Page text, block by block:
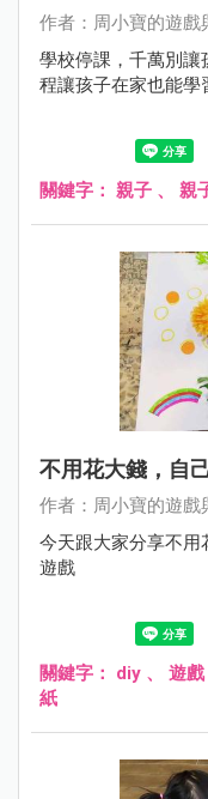
作者：周小寶的遊戲
學校停課，千萬別讓
程讓孩子在家也能學
關鍵字： 親子 、 親
不用花大錢，自
作者：周小寶的遊戲
今天跟大家分享不用
遊戲
關鍵字： diy 、 遊戲
紙